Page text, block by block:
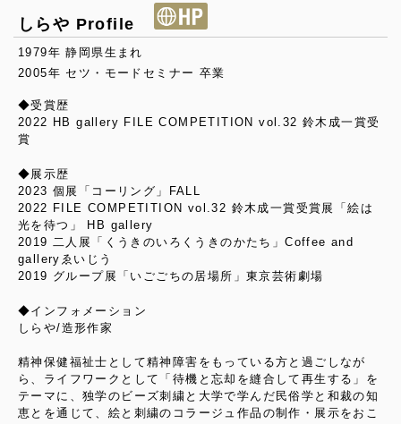
しらや Profile
1979年 静岡県生まれ
2005年 セツ・モードセミナー 卒業
◆受賞歴
2022 HB gallery FILE COMPETITION vol.32 鈴木成一賞受
賞
◆展示歴
2023 個展「コーリング」FALL
2022 FILE COMPETITION vol.32 鈴木成一賞受賞展「絵は
光を待つ」 HB gallery
2019 二人展「くうきのいろくうきのかたち」Coffee and
galleryゑいじう
2019 グループ展「いごごちの居場所」東京芸術劇場
◆インフォメーション
しらや/造形作家
精神保健福祉士として精神障害をもっている方と過ごしなが
ら、ライフワークとして「待機と忘却を縫合して再生する」を
テーマに、独学のビーズ刺繍と大学で学んだ民俗学と和裁の知
恵とを通じて、絵と刺繍のコラージュ作品の制作・展示をおこ